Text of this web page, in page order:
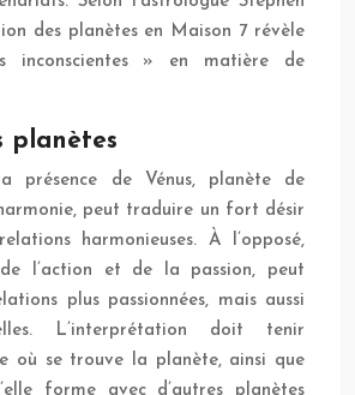
des planètes en Maison 7 révèle
inconscientes » en matière de
planètes
présence de Vénus, planète de
peut traduire un fort désir
harmonieuses. À l’opposé,
l’action et de la passion, peut
plus passionnées, mais aussi
L’interprétation doit tenir
où se trouve la planète, ainsi que
forme avec d’autres planètes